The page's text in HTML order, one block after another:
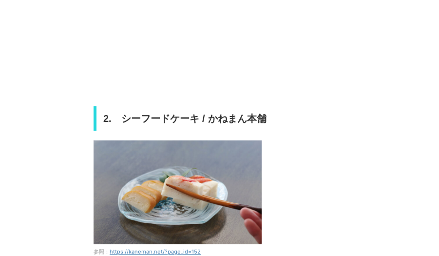
2. シーフードケーキ / かねまん本舗
参照： https://kaneman.net/?page_id=152